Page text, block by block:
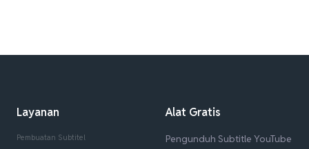
Layanan
Pembuatan Subtitel
Alat Gratis
Pengunduh Subtitle YouTube